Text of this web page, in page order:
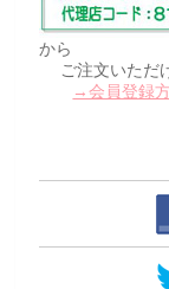
から
ご注文いただ
→会員登録